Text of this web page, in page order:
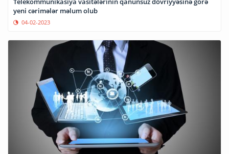
yeni cərimələr məlum olub
04-02-2023